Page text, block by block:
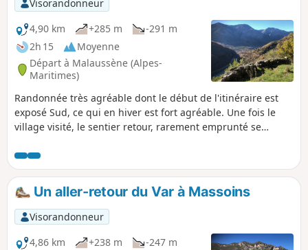
difficultés techniques.
Visorandonneur
4,90 km
+285 m
-291 m
2h 15
Moyenne
Départ à Malaussène (Alpes-
Maritimes)
Randonnée très agréable dont le début de l'itinéraire est
exposé Sud, ce qui en hiver est fort agréable. Une fois le
village visité, le sentier retour, rarement emprunté se
déplacement dans la zone boisée d'épineux et de chênes du
dos de l'Eléphant longeant les berges du Var se fait
également avec prudence.
Un aller-retour du Var à Massoins
Visorandonneur
4,86 km
+238 m
-247 m